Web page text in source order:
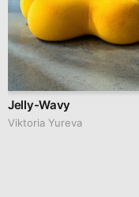
Jelly-Wavy
Viktoria Yureva